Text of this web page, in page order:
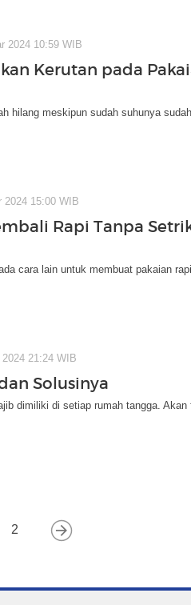
2024 10:59 WIB
Kerutan pada
hilang meskipun sudah suhunya
2024 15:00 WIB
Rapi Tanpa
cara lain untuk membuat pakaian
21:24 WIB
Solusinya
dimiliki di setiap rumah tangga.
2